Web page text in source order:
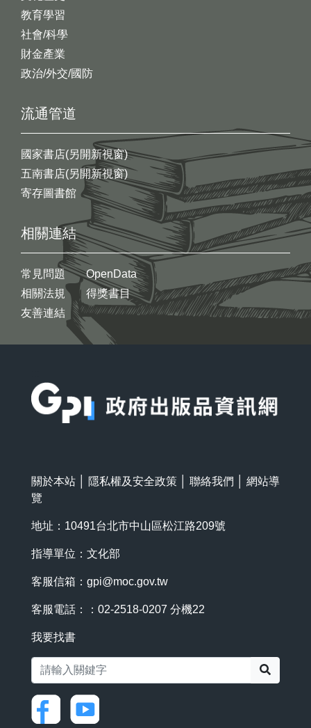
教育學習
社會/科學
財金產業
政治/外交/國防
流通管道
國家書店(另開新視窗)
五南書店(另開新視窗)
寄存圖書館
相關連結
常見問題
相關法規
友善連結
OpenData
得獎書目
關於本站 隱私權及安全政策 聯絡我們
網站導
覽
地址：10491台北市中山區松江路209號
指導單位：文化部
客服信箱： gpi@moc.gov.tw
客服電話：：02-2518-0207 分機22
我要找書